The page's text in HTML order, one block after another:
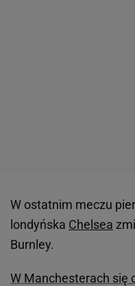
W ostatnim meczu
londyńska Chelsea
Burnley.
W Manchesterach się